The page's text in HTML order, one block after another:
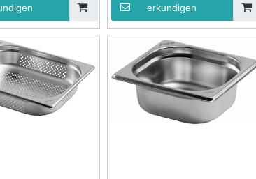
erkundigen